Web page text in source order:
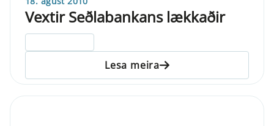
Vextir Seðlabankans lækkaðir
Lesa meira